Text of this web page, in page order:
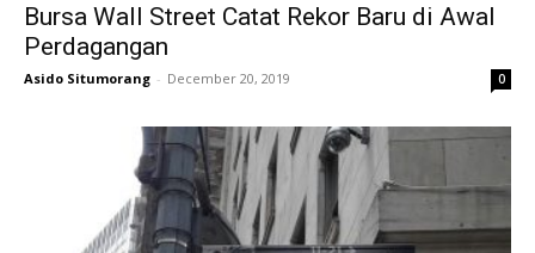
Bursa Wall Street Catat Rekor Baru di Awal
Perdagangan
Asido Situmorang - December 20, 2019 0